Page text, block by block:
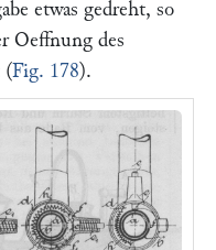
etwas gedreht, so
Oeffnung des
(Fig. 178).